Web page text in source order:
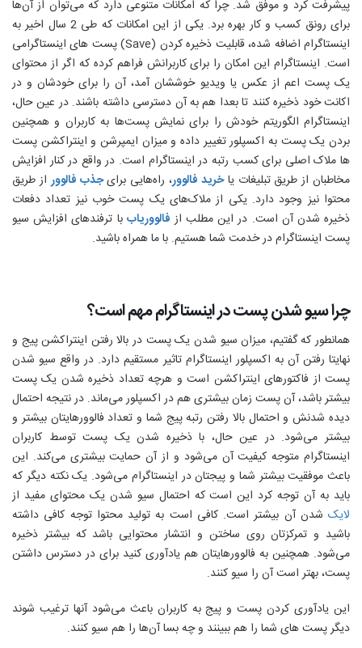
پیشرفت کرد و موفق شد. چرا که امکانات متنوعی دارد که می‌توان از آن‌ها
برای رونق کسب و کار بهره برد. یکی از این امکانات که طی 2 سال اخیر به
اینستاگرام اضافه شده، قابلیت ذخیره کردن (Save)پست های اینستاگرامی
است. اینستاگرام این امکان را برای کاربرانش فراهم کرده که اگر از محتوای
یک پست اعم از عکس یا ویدیو خوششان آمد، آن را برای خودشان و در
اکانت خود ذخیره کنند تا بعدا هم به آن دسترسی داشته باشند. در عین حال،
اینستاگرام الگوریتم خودش را برای نمایش پست‌ها به کاربران و همچنین
بردن یک پست به اکسپلور تغییر داده و میزان ایمپرشن و اینتراکشن پست
ها ملاک اصلی برای کسب رتبه در اینستاگرام است. در واقع در کنار افزایش
مخاطبان از طریق تبلیغات یاخرید فالوور، راه‌هایی برایجذب فالووراز طریق
محتوا نیز وجود دارد. یکی از ملاک‌های یک پست خوب نیز تعداد دفعات
ذخیره شدن آن است. در این مطلب از فالووریاب با ترفندهای افزایش سیو
پست اینستاگرام در خدمت شما هستیم. با ما همراه باشید.
چرا سیو شدن پست در اینستاگرام مهم است؟
همانطور که گفتیم، میزان سیو شدن یک پست در بالا رفتن اینتراکشن پیج و
نهایتا رفتن آن به اکسپلور اینستاگرام تاثیر مستقیم دارد. در واقع سیو شدن
پست از فاکتورهای اینتراکشن است و هرچه تعداد ذخیره شدن یک پست
بیشتر باشد، آن پست زمان بیشتری هم در اکسپلور می‌ماند. در نتیجه احتمال
دیده شدنش و احتمال بالا رفتن رتبه پیج شما و تعداد فالوورهایتان بیشتر و
بیشتر می‌شود. در عین حال، با ذخیره شدن یک پست توسط کاربران
اینستاگرام متوجه کیفیت آن می‌شود و از آن حمایت بیشتری می‌کند. این
باعث موفقیت بیشتر شما و پیجتان در اینستاگرام می‌شود. یک نکته دیگر که
باید به آن توجه کرد این است که احتمال سیو شدن یک محتوای مفید از
لایک شدن آن بیشتر است. کافی است به تولید محتوا توجه کافی داشته
باشید و تمرکزتان روی ساختن و انتشار محتوایی باشد که بیشتر ذخیره
می‌شود. همچنین به فالوورهایتان هم یادآوری کنید برای در دسترس داشتن
پست، بهتر است آن را سیو کنند.
این یادآوری کردن پست و پیج به کاربران باعث می‌شود آنها ترغیب شوند
دیگر پست های شما را هم ببینند و چه بسا آن‌ها را هم سیو کنند.